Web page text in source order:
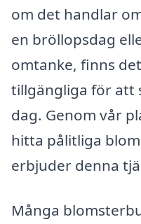
om det handlar
en bröllopsdag
omtanke, finns
tillgängliga för att
dag. Genom vår
hitta pålitliga
erbjuder denna
Många